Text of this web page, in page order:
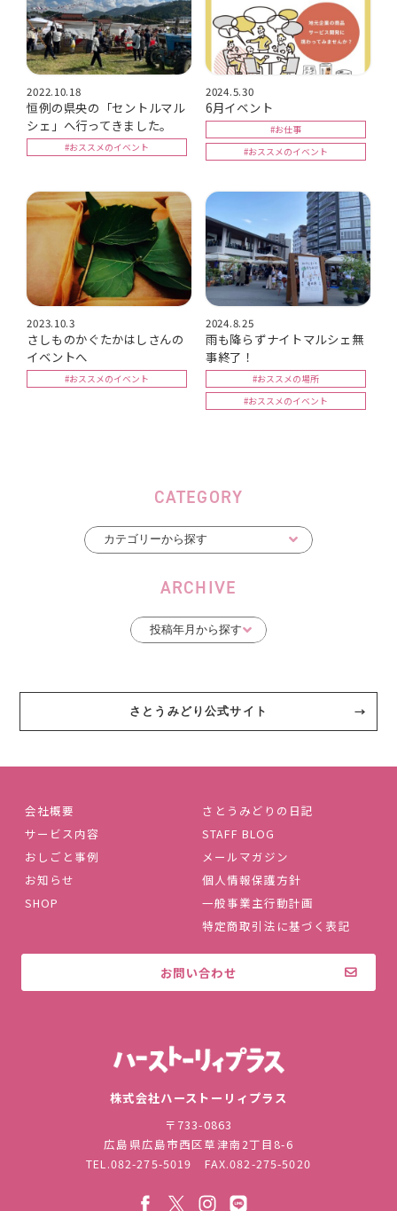
2022.10.18
恒例の県央の「セントルマル
シェ」へ行ってきました。
#おススメのイベント
2024.5.30
6月イベント
#お仕事
#おススメのイベント
2023.10.3
さしものかぐたかはしさんの
イベントへ
#おススメのイベント
2024.8.25
雨も降らずナイトマルシェ無
事終了！
#おススメの場所
#おススメのイベント
CATEGORY
ARCHIVE
さとうみどり公式サイト
会社概要
サービス内容
おしごと事例
お知らせ
SHOP
さとうみどりの日記
STAFF BLOG
メールマガジン
個人情報保護方針
一般事業主行動計画
特定商取引法に基づく表記
お問い合わせ
株式会社ハーストーリィプラス
〒733-0863
広島県広島市西区草津南2丁目8-6
TEL.082-275-5019 FAX.082-275-5020